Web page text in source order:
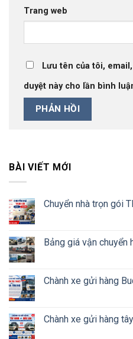
Trang web
Lưu tên của tôi,
duyệt này cho lần bình
BÀI VIẾT MỚI
Chuyển nhà trọn gói
Bảng giá vận chuyển
Chành xe gửi hàng
Chành xe gửi hàng